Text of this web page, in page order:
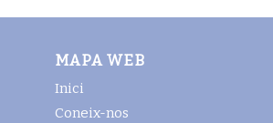
MAPA WEB
Inici
Coneix-nos